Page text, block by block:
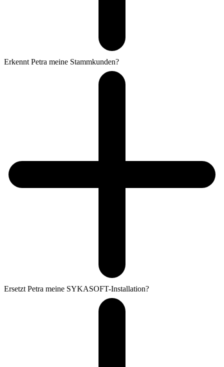
Erkennt Petra meine Stammkunden?
Ersetzt Petra meine SYKASOFT-Installation?